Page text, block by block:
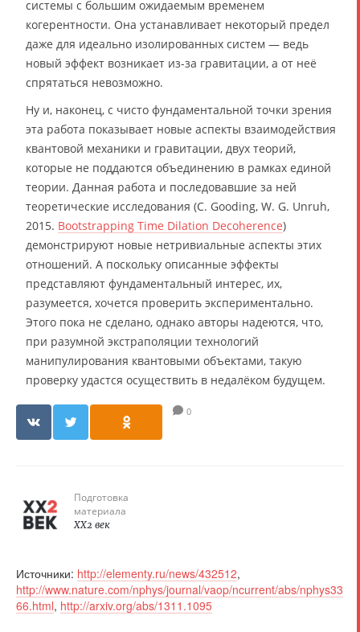
системы с большим ожидаемым временем
когерентности. Она устанавливает некоторый предел
даже для идеально изолированных систем — ведь
новый эффект возникает из-за гравитации, а от неё
спрятаться невозможно.
Ну и, наконец, с чисто фундаментальной точки зрения
эта работа показывает новые аспекты взаимодействия
квантовой механики и гравитации, двух теорий,
которые не поддаются объединению в рамках единой
теории. Данная работа и последовавшие за ней
теоретические исследования (C. Gooding, W. G. Unruh,
2015. Bootstrapping Time Dilation Decoherence)
демонстрируют новые нетривиальные аспекты этих
отношений. А поскольку описанные эффекты
представляют фундаментальный интерес, их,
разумеется, хочется проверить экспериментально.
Этого пока не сделано, однако авторы надеются, что,
при разумной экстраполяции технологий
манипулирования квантовыми объектами, такую
проверку удастся осуществить в недалёком будущем.
0
Подготовка
материала
XX2 век
Источники: http://elementy.ru/news/432512,
http://www.nature.com/nphys/journal/vaop/ncurrent/abs/nphys33
66.html, http://arxiv.org/abs/1311.1095